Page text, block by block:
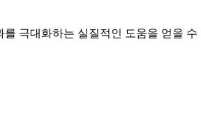
극대화하는 실질적인 도움을 얻을 수